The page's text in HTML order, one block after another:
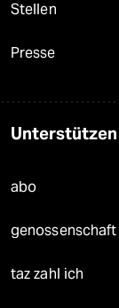
Stellen
Presse
Unterstützen
abo
genossenschaft
taz zahl ich